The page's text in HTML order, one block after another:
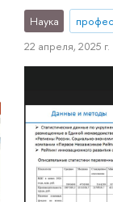
Наука
22 апреля, 2025 г.